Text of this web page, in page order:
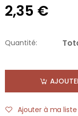
2,35 €
Quantité:
Ajouter à ma